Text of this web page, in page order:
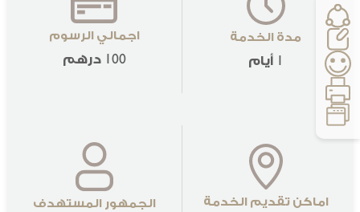
مدة الخدمة اجمالي الرسوم
100 درهم
اماكن تقديم الخدمة الجمهور المستهدف